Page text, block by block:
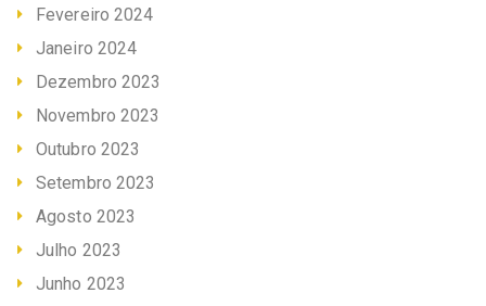
Fevereiro 2024
Janeiro 2024
Dezembro 2023
Novembro 2023
Outubro 2023
Setembro 2023
Agosto 2023
Julho 2023
Junho 2023